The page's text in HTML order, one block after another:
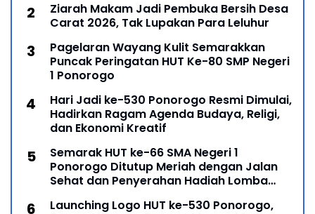
Ziarah Makam Jadi Pembuka Bersih Desa
Carat 2026, Tak Lupakan Para Leluhur
Pagelaran Wayang Kulit Semarakkan
Puncak Peringatan HUT Ke-80 SMP Negeri
1 Ponorogo
Hari Jadi ke-530 Ponorogo Resmi Dimulai,
Hadirkan Ragam Agenda Budaya, Religi,
dan Ekonomi Kreatif
Semarak HUT ke-66 SMA Negeri 1
Ponorogo Ditutup Meriah dengan Jalan
Sehat dan Penyerahan Hadiah Lomba
Launching Logo HUT ke-530 Ponorogo,